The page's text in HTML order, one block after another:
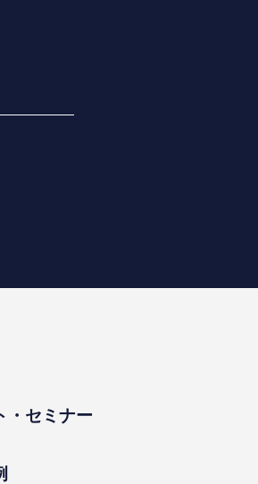
・セミナー